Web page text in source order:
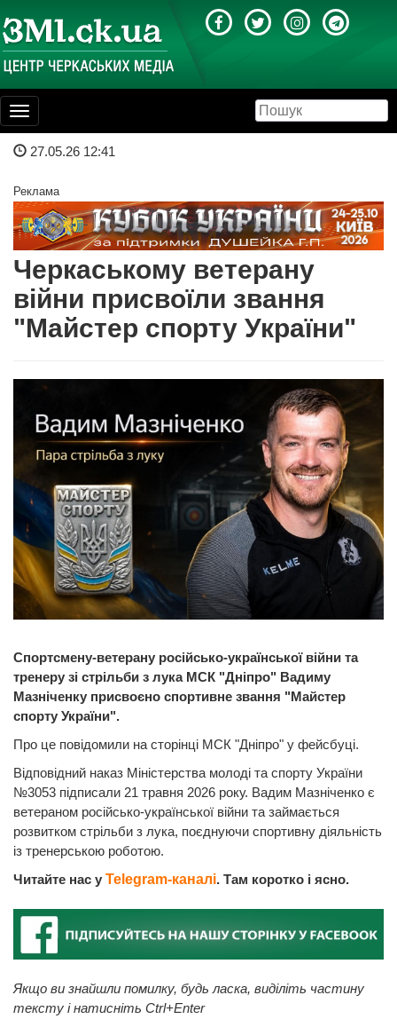
Toggle
navigation
27.05.26 12:41
Реклама
Черкаському ветерану
війни присвоїли звання
"Майстер спорту України"
Спортсмену-ветерану російсько-української війни та
тренеру зі стрільби з лука МСК "Дніпро" Вадиму
Мазніченку присвоєно спортивне звання "Майстер
спорту України".
Про це повідомили на сторінці МСК "Дніпро" у фейсбуці.
Відповідний наказ Міністерства молоді та спорту України
№3053 підписали 21 травня 2026 року. Вадим Мазніченко є
ветераном російсько-української війни та займається
розвитком стрільби з лука, поєднуючи спортивну діяльність
із тренерською роботою.
Читайте нас у Telegram-каналі. Там коротко і ясно.
Якщо ви знайшли помилку, будь ласка, виділіть частину
тексту і натисніть Ctrl+Enter